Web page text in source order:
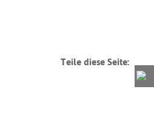
Teile diese Seite: